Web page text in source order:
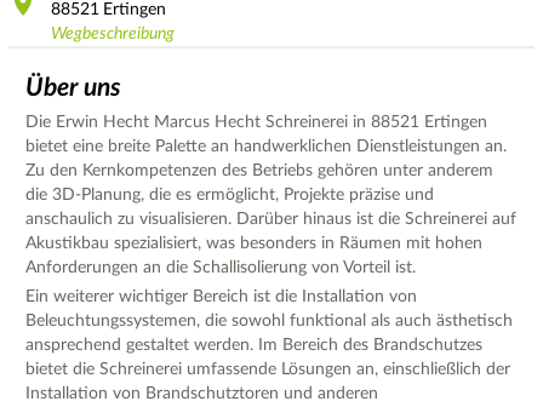
88521 Ertingen
Wegbeschreibung
Über uns
Die Erwin Hecht Marcus Hecht Schreinerei in 88521 Ertingen
bietet eine breite Palette an handwerklichen Dienstleistungen an.
Zu den Kernkompetenzen des Betriebs gehören unter anderem
die 3D-Planung, die es ermöglicht, Projekte präzise und
anschaulich zu visualisieren. Darüber hinaus ist die Schreinerei auf
Akustikbau spezialisiert, was besonders in Räumen mit hohen
Anforderungen an die Schallisolierung von Vorteil ist.
Ein weiterer wichtiger Bereich ist die Installation von
Beleuchtungssystemen, die sowohl funktional als auch ästhetisch
ansprechend gestaltet werden. Im Bereich des Brandschutzes
bietet die Schreinerei umfassende Lösungen an, einschließlich der
Installation von Brandschutztoren und anderen